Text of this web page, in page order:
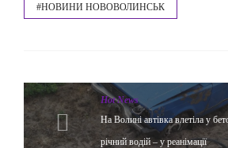
#НОВИНИ НОВОВОЛИНСЬК
Hot News
На Волині автівка влетіла у
річний водій – у реанімації